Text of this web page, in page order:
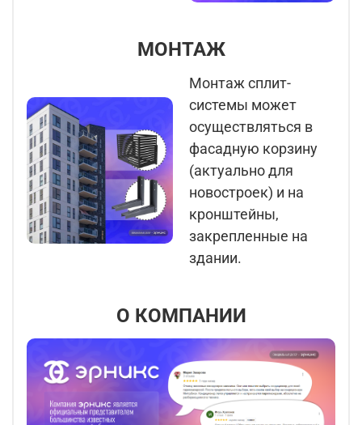
МОНТАЖ
Монтаж сплит-
системы может
осуществляться в
фасадную корзину
(актуально для
новостроек) и на
кронштейны,
закрепленные на
здании.
О КОМПАНИИ